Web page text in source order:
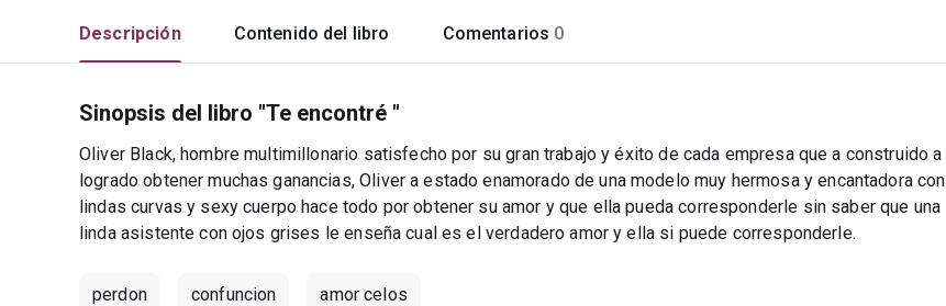
Descripción Contenido del libro Comentarios 0
Sinopsis del libro "Te encontré "
Oliver Black, hombre multimillonario satisfecho por su gran trabajo y éxito de cada empresa que a construido a
logrado obtener muchas ganancias, Oliver a estado enamorado de una modelo muy hermosa y encantadora con
lindas curvas y sexy cuerpo hace todo por obtener su amor y que ella pueda corresponderle sin saber que una
linda asistente con ojos grises le enseña cual es el verdadero amor y ella si puede corresponderle.
perdon confuncion amor celos